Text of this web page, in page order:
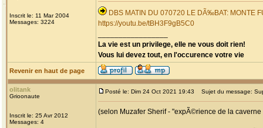
Inscrit le: 11 Mar 2004
Messages: 3224
DBS MATIN DU 070720 LE DÃ‰BAT: MONTE
https://youtu.be/tBH3F9gB5C0
La vie est un privilege, elle ne vous doit rien!
Vous lui devez tout, en l'occurence votre vie
Revenir en haut de page
olitank
Grioonaute
Inscrit le: 25 Avr 2012
Messages: 4
Posté le: Dim 24 Oct 2021 19:43 Sujet du message:
(selon Muzafer Sherif - "expÃ©rience de la